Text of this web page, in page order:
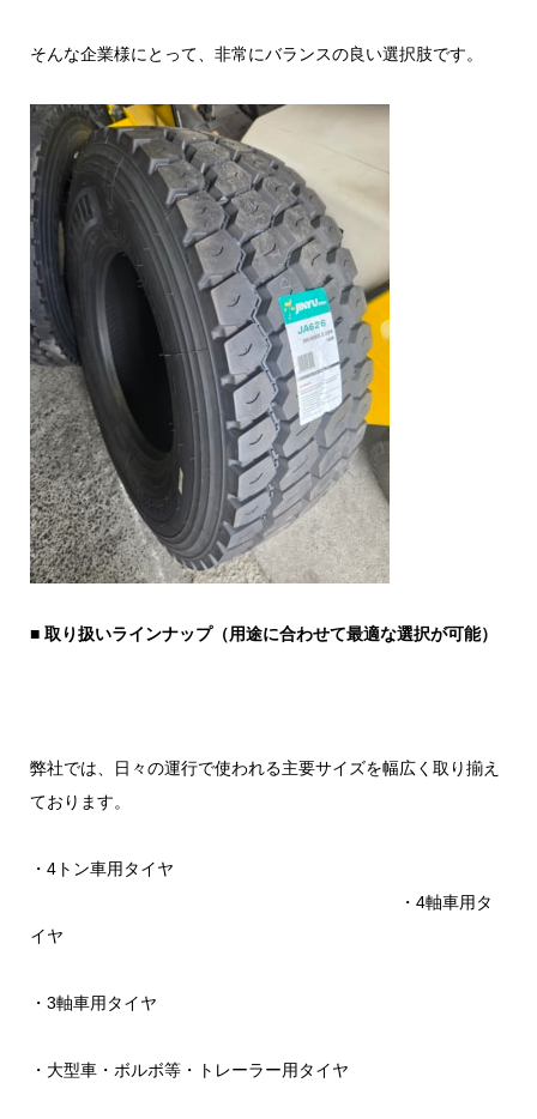
そんな企業様にとって、非常にバランスの良い選択肢です。
■ 取り扱いラインナップ（用途に合わせて最適な選択が可能）
弊社では、日々の運行で使われる主要サイズを幅広く取り揃え
ております。
・4トン車用タイヤ
・4軸車用タ
イヤ
・3軸車用タイヤ
・大型車・ボルボ等・トレーラー用タイヤ